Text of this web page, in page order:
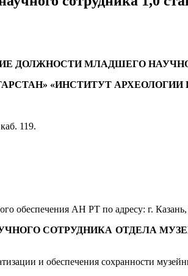
ДОЛЖНОСТИМЛАДШЕГО
«ИНСТИТУТ АРХЕОЛОГИИ
119.
обеспечения АН РТ по адресу: г.
СОТРУДНИКА ОТДЕЛА
и обеспечения сохранности